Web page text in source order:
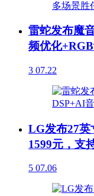
雷蛇发布魔
频优化
3 07.22
LG发布27英
1599元，支
5 07.06